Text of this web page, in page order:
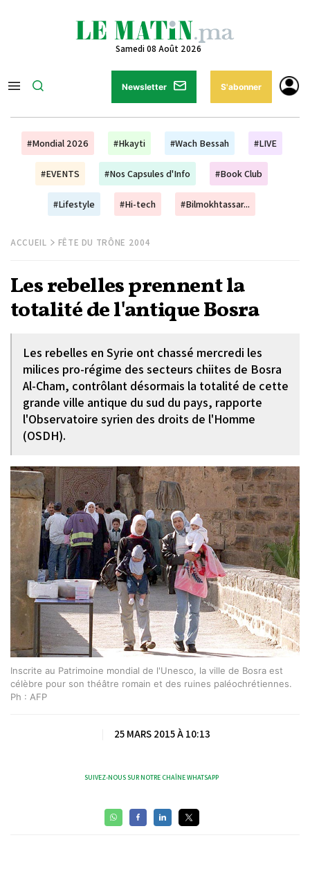
Samedi 08 Août 2026
Newsletter S'abonner
#Mondial 2026 #Hkayti #Wach Bessah #LIVE
#EVENTS #Nos Capsules d'Info #Book Club
#Lifestyle #Hi-tech #Bilmokhtassar...
ACCUEIL FÊTE DU TRÔNE 2004
Les rebelles prennent la
totalité de l'antique Bosra
Les rebelles en Syrie ont chassé mercredi les
milices pro-régime des secteurs chiites de Bosra
Al-Cham, contrôlant désormais la totalité de cette
grande ville antique du sud du pays, rapporte
l'Observatoire syrien des droits de l'Homme
(OSDH).
Inscrite au Patrimoine mondial de l'Unesco, la ville de Bosra est
célèbre pour son théâtre romain et des ruines paléochrétiennes.
Ph : AFP
25 MARS 2015 À 10:13
SUIVEZ-NOUS SUR NOTRE CHAÎNE WHATSAPP